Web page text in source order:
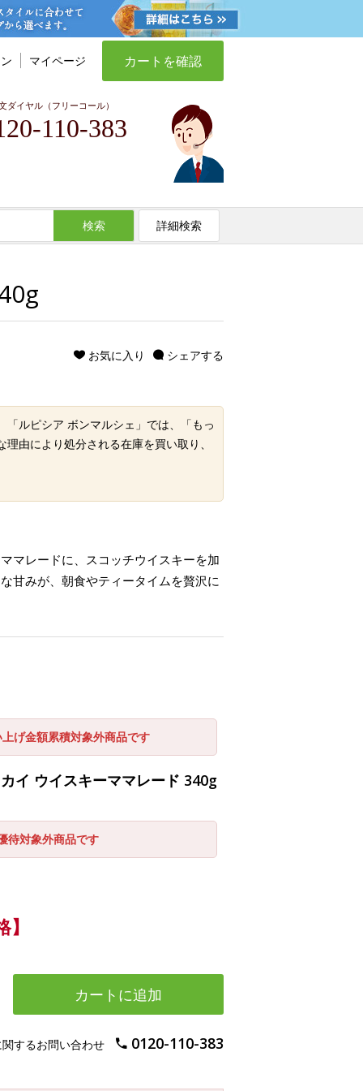
マイページ カートを確認
ダイヤル（フリーコール）
110-383
検索 詳細検索
シェアする
お気に入り
ルピシア ボンマルシェ」では、「もっ
由により処分される在庫を買い取り、
マレードに、スコッチウイスキーを加
甘みが、朝食やティータイムを贅沢に
げ金額累積対象外商品です
イ ウイスキーママレード 340g
待対象外商品です
カートに追加
するお問い合わせ 0120-110-383